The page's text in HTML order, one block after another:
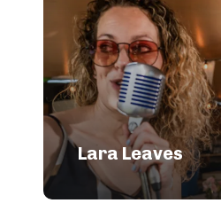
Lara Leaves